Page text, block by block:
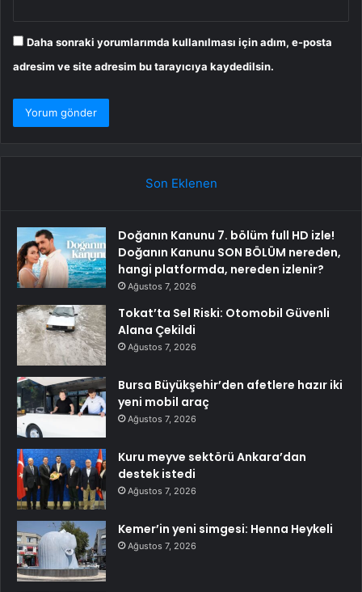
Daha sonraki yorumlarımda kullanılması için adım, e-posta
adresim ve site adresim bu tarayıcıya kaydedilsin.
Son Eklenen
Doğanın Kanunu 7. bölüm full HD izle!
Doğanın Kanunu SON BÖLÜM nereden,
hangi platformda, nereden izlenir?
Ağustos 7, 2026
Tokat’ta Sel Riski: Otomobil Güvenli
Alana Çekildi
Ağustos 7, 2026
Bursa Büyükşehir’den afetlere hazır iki
yeni mobil araç
Ağustos 7, 2026
Kuru meyve sektörü Ankara’dan
destek istedi
Ağustos 7, 2026
Kemer’in yeni simgesi: Henna Heykeli
Ağustos 7, 2026